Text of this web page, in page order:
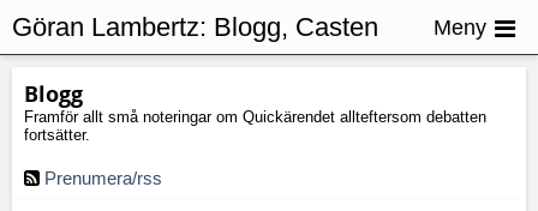
Blogg
Framför allt små noteringar om Quickärendet allteftersom debatten
fortsätter.
Prenumera/rss
Göran Lambertz: Blogg, Casten
Almqvist
Meny